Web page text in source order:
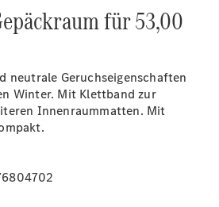
für 53,00
neutrale Geruchseigenschaften
Winter. Mit Klettband zur
Innenraummatten. Mit